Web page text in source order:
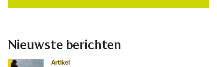
Nieuwste berichten
Artikel